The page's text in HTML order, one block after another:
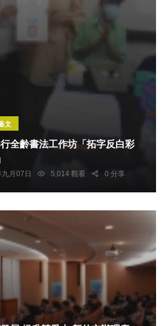
文
全齡書法工作坊「拓字反白彩
月07日 5,014 觀看 0 分享